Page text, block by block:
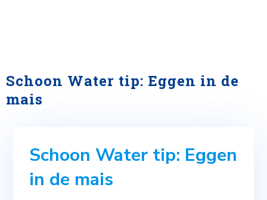
Schoon Water tip: Eggen in de
mais
Schoon Water tip: Eggen
in de mais